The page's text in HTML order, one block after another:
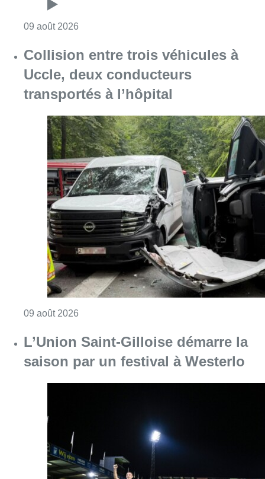
09 août 2026Consulter l'article "Collision entre trois
L’Union Saint-Gilloise démarre la
saison par un festival à Westerlo
09 août 2026 Consulter l'article "L’Union Saint-Gilloise
Deux personnes hospitalisées